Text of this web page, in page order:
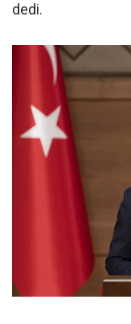
dedi.